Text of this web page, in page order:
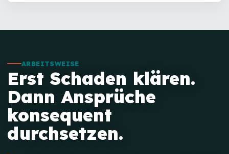
ARBEITSWEISE
Erst Schaden klären.
Dann Ansprüche
konsequent
durchsetzen.